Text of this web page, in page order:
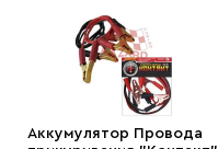
Аккумулятор Провода